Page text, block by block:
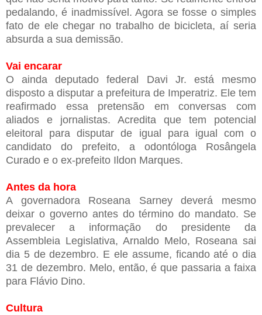
pedalando, é inadmissível. Agora se fosse o simples
fato de ele chegar no trabalho de bicicleta, aí seria
absurda a sua demissão.
Vai encarar
O ainda deputado federal Davi Jr. está mesmo
disposto a disputar a prefeitura de Imperatriz. Ele tem
reafirmado essa pretensão em conversas com
aliados e jornalistas. Acredita que tem potencial
eleitoral para disputar de igual para igual com o
candidato do prefeito, a odontóloga Rosângela
Curado e o ex-prefeito Ildon Marques.
Antes da hora
A governadora Roseana Sarney deverá mesmo
deixar o governo antes do término do mandato. Se
prevalecer a informação do presidente da
Assembleia Legislativa, Arnaldo Melo, Roseana sai
dia 5 de dezembro. E ele assume, ficando até o dia
31 de dezembro. Melo, então, é que passaria a faixa
para Flávio Dino.
Cultura